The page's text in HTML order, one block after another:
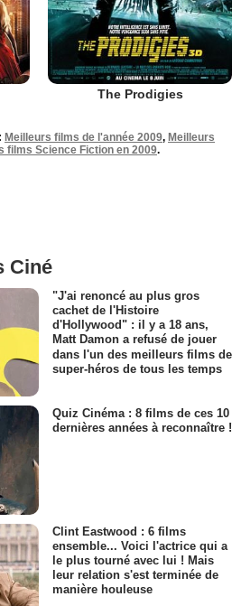
The Prodigies
Meilleurs films de l'année 2009, Meilleurs
films Science Fiction en 2009.
Ciné
"J'ai renoncé au plus gros
cachet de l'Histoire
d'Hollywood" : il y a 18 ans,
Matt Damon a refusé de jouer
dans l'un des meilleurs films de
super-héros de tous les temps
Quiz Cinéma : 8 films de ces 10
dernières années à reconnaître !
Clint Eastwood : 6 films
ensemble... Voici l'actrice qui a
le plus tourné avec lui ! Mais
leur relation s'est terminée de
manière houleuse